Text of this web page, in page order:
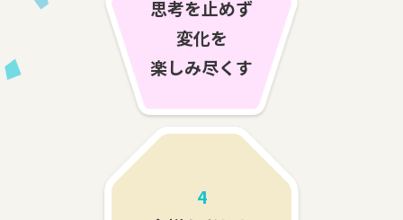
思考を止めず
変化を
楽しみ尽くす
4